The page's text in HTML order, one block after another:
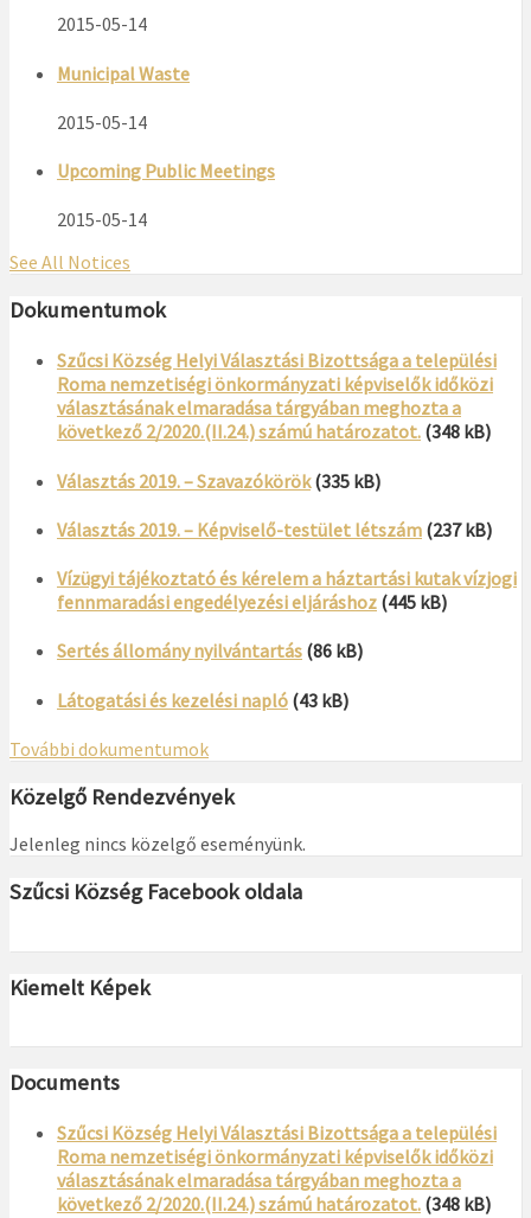
2015-05-14
Municipal Waste
2015-05-14
Upcoming Public Meetings
2015-05-14
See All Notices
Dokumentumok
Szűcsi Község Helyi Választási Bizottsága a települési
Roma nemzetiségi önkormányzati képviselők időközi
választásának elmaradása tárgyában meghozta a
következő 2/2020.(II.24.) számú határozatot. (348 kB)
Választás 2019. – Szavazókörök (335 kB)
Választás 2019. – Képviselő-testület létszám (237 kB)
Vízügyi tájékoztató és kérelem a háztartási kutak vízjogi
fennmaradási engedélyezési eljáráshoz (445 kB)
Sertés állomány nyilvántartás (86 kB)
Látogatási és kezelési napló (43 kB)
További dokumentumok
Közelgő Rendezvények
Jelenleg nincs közelgő eseményünk.
Szűcsi Község Facebook oldala
Kiemelt Képek
Documents
Szűcsi Község Helyi Választási Bizottsága a települési
Roma nemzetiségi önkormányzati képviselők időközi
választásának elmaradása tárgyában meghozta a
következő 2/2020.(II.24.) számú határozatot. (348 kB)